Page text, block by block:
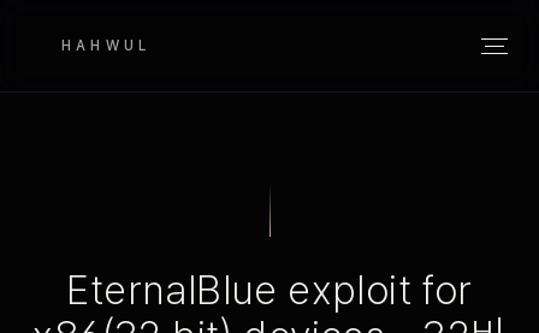
HAHWUL
EternalBlue exploit for